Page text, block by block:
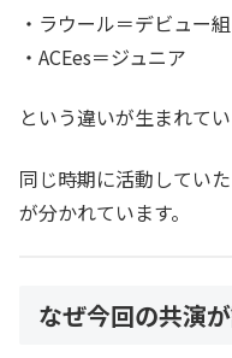
・ラウール＝デビュー組
・ACEes＝ジュニア
という違いが生まれてい
同じ時期に活動してい
が分かれています。
なぜ今回の共演